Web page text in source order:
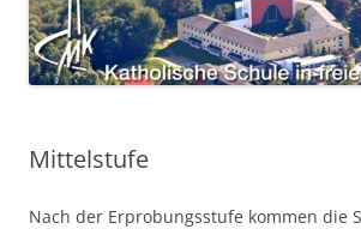
Mittelstufe
Nach der Erprobungsstufe kommen die